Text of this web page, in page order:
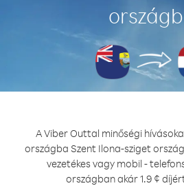
A Viber Outtal minőségi
országba Szent Ilona-sziget
vezetékes vagy mobil -
országban akár 1.9 ¢